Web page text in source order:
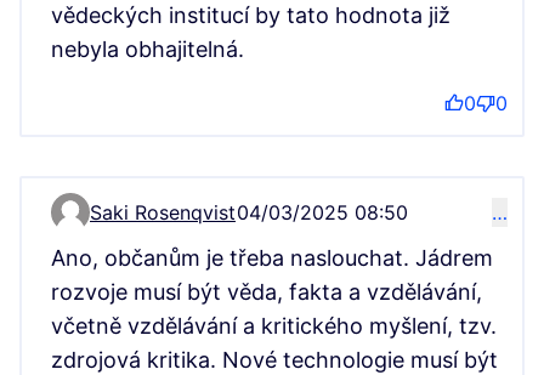
vědeckých institucí by tato hodnota již
nebyla obhajitelná.
0 0
Komentář 2641
Saki Rosenqvist04/03/2025 08:50 …
Ano, občanům je třeba naslouchat. Jádrem
rozvoje musí být věda, fakta a vzdělávání,
včetně vzdělávání a kritického myšlení, tzv.
zdrojová kritika. Nové technologie musí být